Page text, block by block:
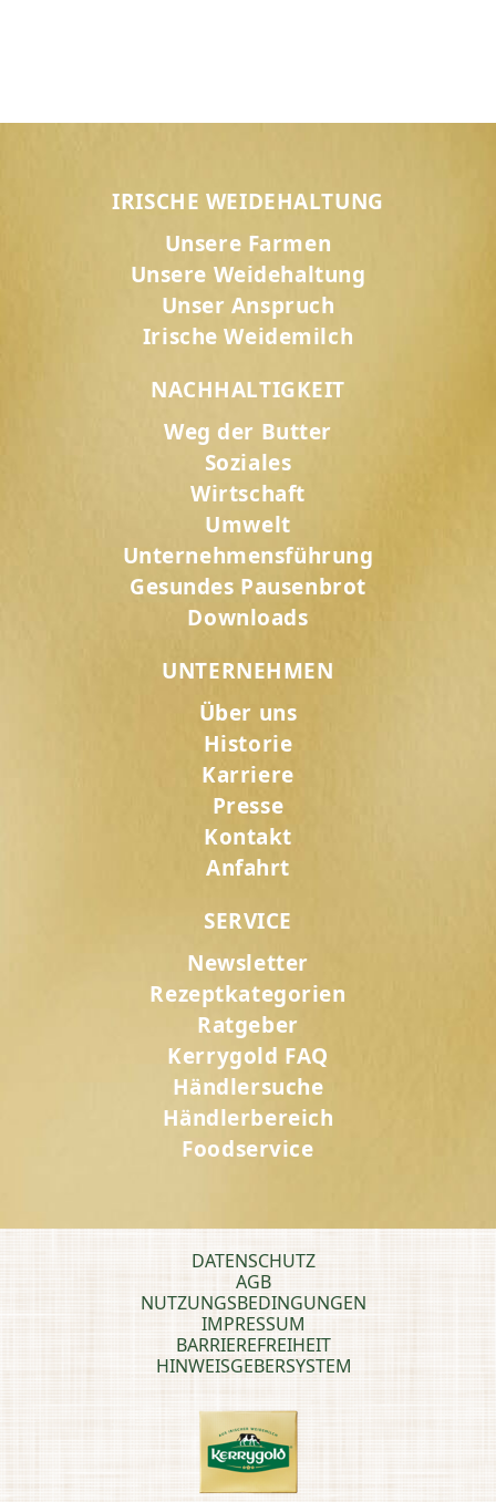
IRISCHE WEIDEHALTUNG
Unsere Farmen
Unsere Weidehaltung
Unser Anspruch
Irische Weidemilch
NACHHALTIGKEIT
Weg der Butter
Soziales
Wirtschaft
Umwelt
Unternehmensführung
Gesundes Pausenbrot
Downloads
UNTERNEHMEN
Über uns
Historie
Karriere
Presse
Kontakt
Anfahrt
SERVICE
Newsletter
Rezeptkategorien
Ratgeber
Kerrygold FAQ
Händlersuche
Händlerbereich
Foodservice
DATENSCHUTZ
AGB
NUTZUNGSBEDINGUNGEN
IMPRESSUM
BARRIEREFREIHEIT
HINWEISGEBERSYSTEM